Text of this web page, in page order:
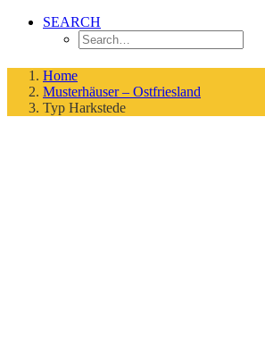
SEARCH
Home
Musterhäuser – Ostfriesland
Typ Harkstede